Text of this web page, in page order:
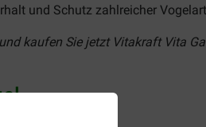
und Schutz zahlreicher
kaufen Sie jetzt Vitakraft Vita